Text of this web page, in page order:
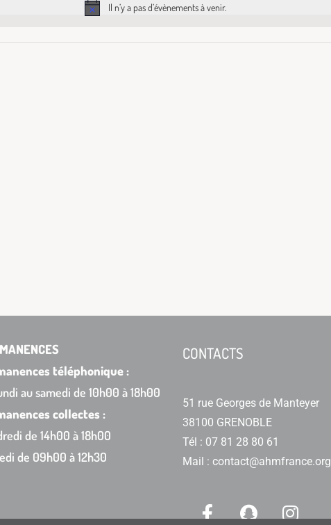
Notice
Il n’y a pas d’évènements à venir.
téléphonique :
au samedi de 10h00 à 18h00
collectes :
de 14h00 à 18h00
de 09h00 à 12h30
CONTACTS
51 rue Georges de Manteyer
38100 GRENOBLE
Tél : 07 81 28 80 61
Mail : contact@ahmfrance.org